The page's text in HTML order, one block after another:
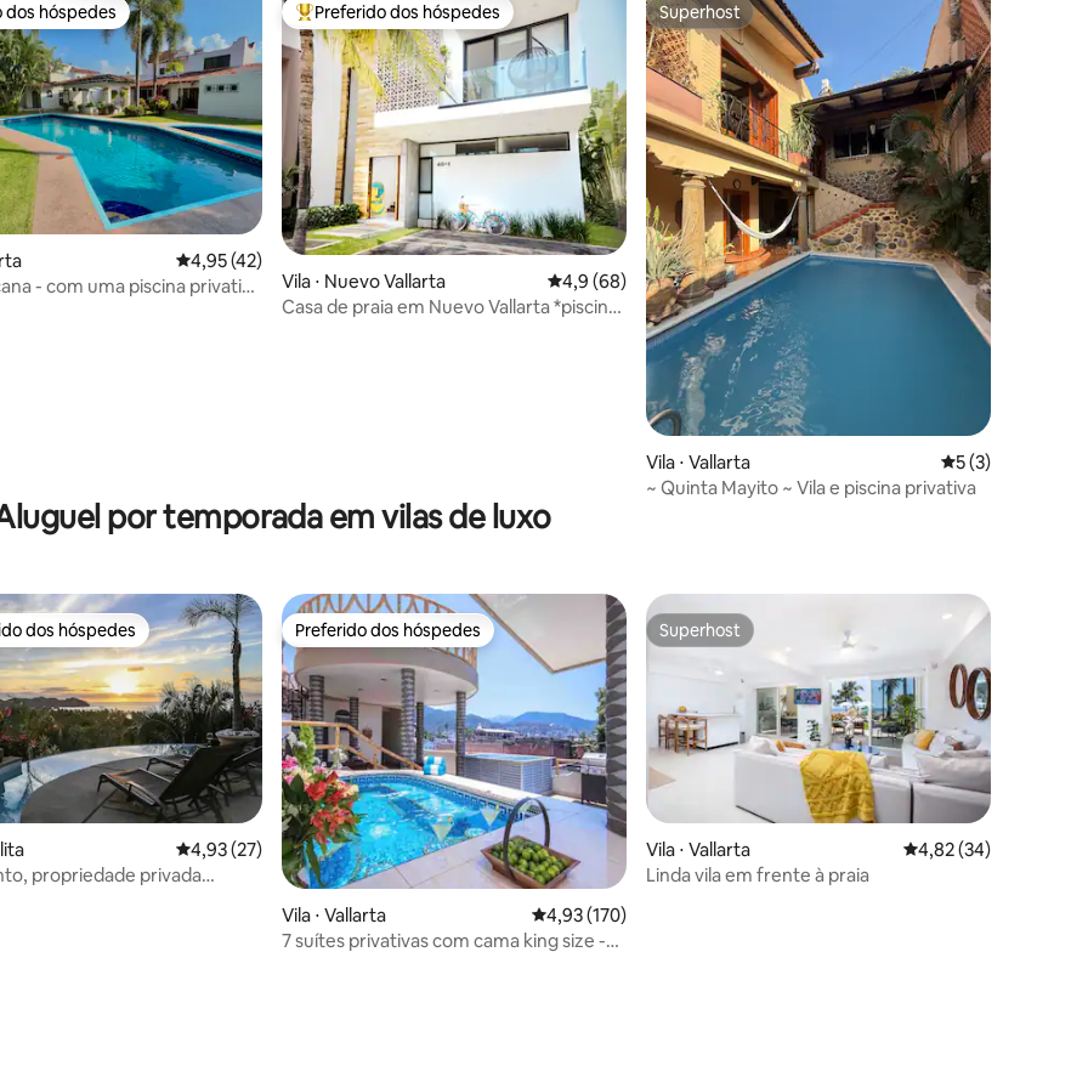
de 5, 44 avaliações
dos hóspedes
dos hóspedes
4,95 de uma avaliação média de 5, 42 avaliações
4,95 (42)
privativa
Entre os melhores preferidos dos hóspedes
Preferido dos hóspedes
Vila ⋅ Nuevo Vallarta 4,9 de uma avaliação média de 5, 68 avaliações
4,9 (68)
Casa de praia em Nuevo Vallarta *piscina
Superhost
Superhost
Vila ⋅ Vallarta 5 de uma
5 (3)
~ Quinta Mayito ~ Vila e piscina privativa
por temporada em vilas de luxo
de 5, 5 avaliações
preferidos dos hóspedes
dos hóspedes
4,93 de uma avaliação média de 5, 27 avaliações
4,93 (27)
propriedade privada
Preferido dos hóspedes
Preferido dos hóspedes
Vila ⋅ Vallarta 4,93 de uma avaliação média de 5, 170 avaliações
4,93 (170)
7 suítes privativas com cama king size -
Superhost
Superhost
Vila ⋅ Vallarta 4,82 de uma
4,82 (34)
Linda vila em frente à praia